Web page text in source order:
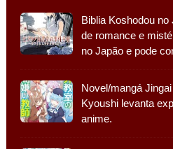
Biblia Koshodou no
de romance e
no Japão e pode
Novel/mangá
Kyoushi levanta
anime.